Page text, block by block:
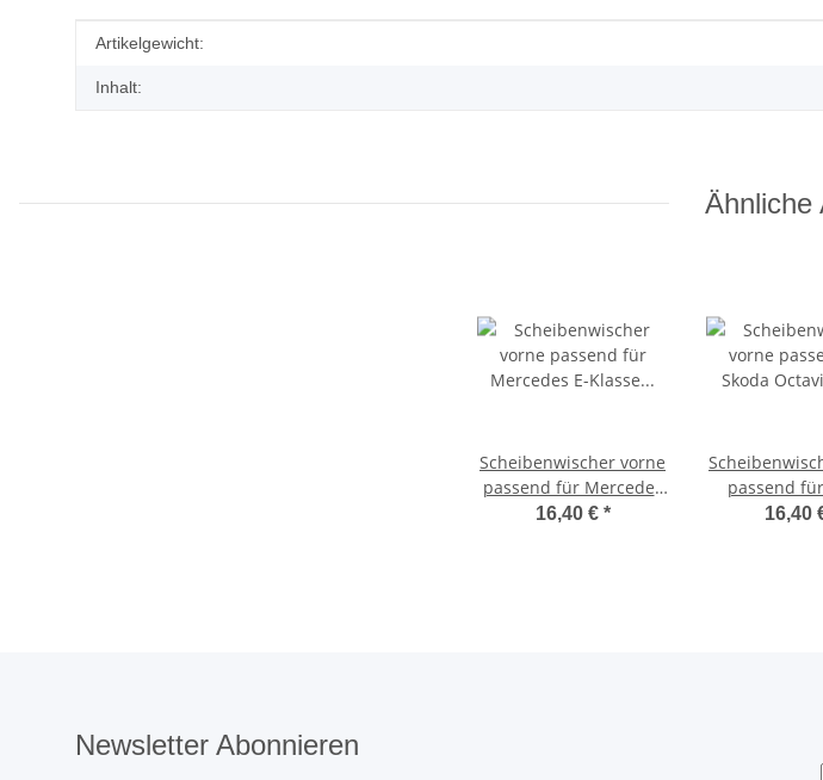
Produkteigenschaft
Wert
Artikelgewicht:
Inhalt:
Ähnliche
Scheibenwischer vorne
passend für Mercedes
E-Klasse Cabrio | A238
16,40 € *
passend
Octavia IV |
16,40
Newsletter Abonnieren